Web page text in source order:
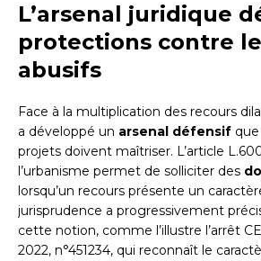
L’arsenal juridique
protections contre
abusifs
Face à la multiplication des recours
a développé un arsenal défensif
projets doivent maîtriser. L’article
l’urbanisme permet de solliciter des
lorsqu’un recours présente un
jurisprudence a progressivement
cette notion, comme l’illustre l’arrêt
2022, n°451234, qui reconnaît le